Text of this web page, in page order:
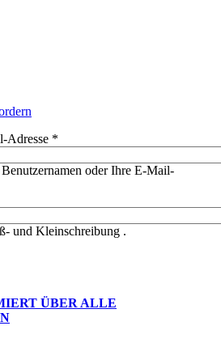
Adresse *
oder Ihre E-Mail-
und Kleinschreibung .
ÜBER ALLE